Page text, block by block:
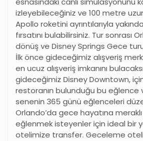
izleyebileceğiniz ve 100 metre
Apollo roketini ayrıntılarıyla
fırsatını bulabilirsiniz. Tur sonrası
dönüş ve Disney Springs Gece
İlk önce gideceğimiz alışveriş
en ucuz alışveriş imkanını
gideceğimiz Disney Downtown,
restoranın bulunduğu bu eğlence
senenin 365 günü eğlenceleri
Orlando’da gece hayatına
eğlenmek isteyenler için ideal bir
otelimize transfer. Geceleme